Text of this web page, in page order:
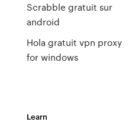
Scrabble gratuit sur
android
Hola gratuit vpn proxy
for windows
Learn